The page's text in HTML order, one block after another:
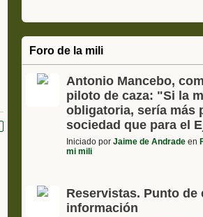
Foro de la mili
Antonio Mancebo,
piloto de caza: "Si la
obligatoria, sería más
sociedad que para el
Iniciado porJaime de Andrade en
mi mili
Reservistas. Punto de
información